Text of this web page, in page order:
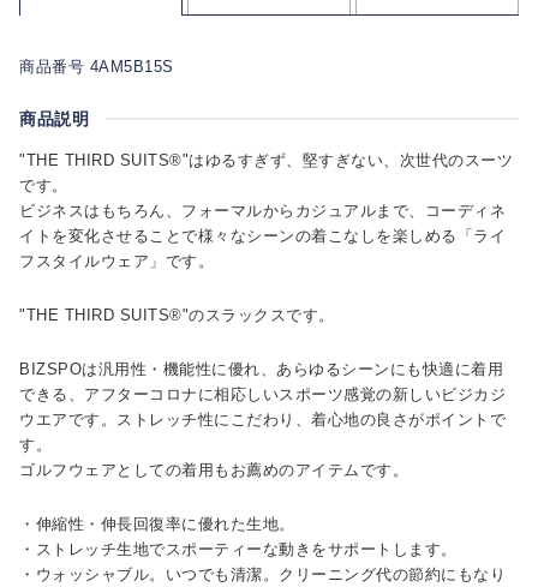
商品番号 4AM5B15S
商品説明
"THE THIRD SUITS®"はゆるすぎず、堅すぎない、次世代のスーツ
です。
ビジネスはもちろん、フォーマルからカジュアルまで、コーディネ
イトを変化させることで様々なシーンの着こなしを楽しめる「ライ
フスタイルウェア」です。
"THE THIRD SUITS®"のスラックスです。
BIZSPOは汎用性・機能性に優れ、あらゆるシーンにも快適に着用
できる、アフターコロナに相応しいスポーツ感覚の新しいビジカジ
ウエアです。ストレッチ性にこだわり、着心地の良さがポイントで
す。
ゴルフウェアとしての着用もお薦めのアイテムです。
・伸縮性・伸長回復率に優れた生地。
・ストレッチ生地でスポーティーな動きをサポートします。
・ウォッシャブル。いつでも清潔。クリーニング代の節約にもなり